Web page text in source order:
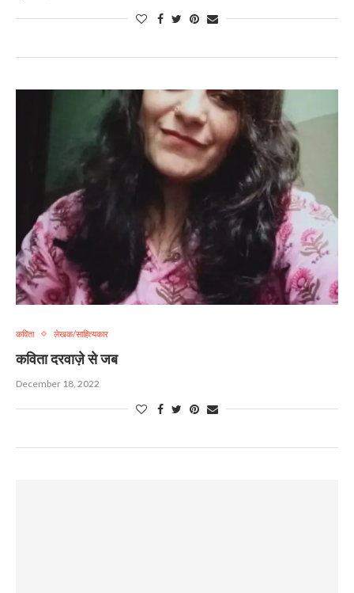
कविता लेखक/साहित्यकार
कविता दरवाज़े से जब
December 18, 2022